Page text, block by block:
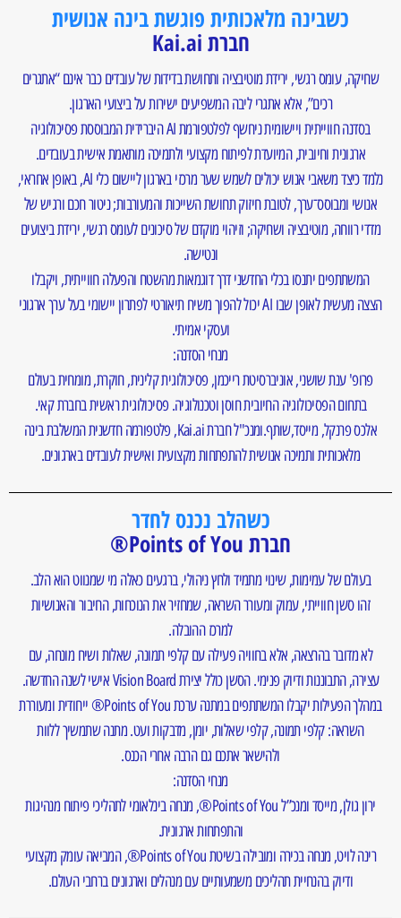
כשבינה מלאכותית פוגשת בינה אנושית
חברת Kai.ai
שחיקה, עומס רגשי, ירידת מוטיבציה ותחושת בדידות של עובדים כבר אינם “אתגרים
רכים”, אלא אתגרי ליבה המשפיעים ישירות על ביצועי הארגון.
בסדנה חווייתית ויישומית ניחשף לפלטפורמת AI היברידית המבוססת פסיכולוגיה
ארגונית וחיובית, המיועדת לפיתוח מקצועי ולתמיכה מותאמת אישית בעובדים.
נלמד כיצד משאבי אנוש יכולים לשמש שער מרכזי בארגון ליישום כלי AI, באופן אחראי,
אנושי ומבוסס־ערך, לטובת חיזוק תחושת השייכות והמעורבות; ניטור חכם ורגיש של
מדדי רווחה, מוטיבציה ושחיקה; וזיהוי מוקדם של סיכונים לעומס רגשי, ירידת ביצועים
ונטישה.
המשתתפים יתנסו בכלי החדשני דרך דוגמאות מהשטח והפעלה חווייתית, ויקבלו
הצצה מעשית לאופן שבו AI יכול להפוך משיח תיאורטי לפתרון יישומי בעל ערך ארגוני
ועסקי אמיתי.
מנחי הסדנה:
פרופ' ענת שושני, אוניברסיטת רייכמן, פסיכולוגית קלינית, חוקרת, מומחית בעולם
בתחום הפסיכולוגיה החיובית חוסן וטכנולוגיה. פסיכולוגית ראשית בחברת קאי.
אלכס פרנקל, מייסד,שותף.ומנכ"ל חברת Kai.ai, פלטפורמה חדשנית המשלבת בינה
מלאכותית ותמיכה אנושית להתפתחות מקצועית ואישית לעובדים בארגונים.
כשהלב נכנס לחדר
חברת Points of You®
בעולם של עמימות, שינוי מתמיד ולחץ ניהולי, ברגעים כאלה מי שמנווט הוא הלב.
זהו סשן חווייתי, עמוק ומעורר השראה, שמחזיר את הנוכחות, החיבור והאנושיות
למרכז ההובלה.
לא מדובר בהרצאה, אלא בחוויה פעילה עם קלפי תמונה, שאלות ושיח מונחה, עם
עצירה, התבוננות ודיוק פנימי. הסשן כולל יצירת Vision Board אישי לשנה החדשה.
במהלך הפעילות יקבלו המשתתפים במתנה ערכת Points of You® ייחודית ומעוררת
השראה: קלפי תמונה, קלפי שאלות, יומן, מדבקות ועט. מתנה שתמשיך ללוות
ולהישאר אתכם גם הרבה אחרי הכנס.
מנחי הסדנה:
ירון גולן, מייסד ומנכ”ל Points of You®, מנחה בינלאומי לתהליכי פיתוח מנהיגות
והתפתחות ארגונית.
רינה לויט, מנחה בכירה ומובילה בשיטת Points of You®, המביאה עומק מקצועי
ודיוק בהנחיית תהליכים משמעותיים עם מנהלים וארגונים ברחבי העולם.